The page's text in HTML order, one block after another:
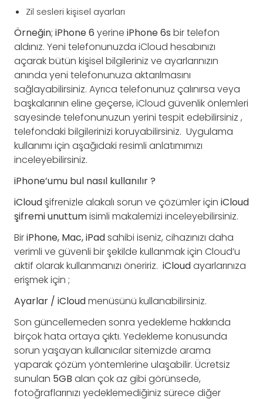
Zil sesleri kişisel ayarları
Örneğin; iPhone 6 yerine iPhone 6s bir telefon
aldınız. Yeni telefonunuzda iCloud hesabınızı
açarak bütün kişisel bilgileriniz ve ayarlarınızın
anında yeni telefonunuza aktarılmasını
sağlayabilirsiniz. Ayrıca telefonunuz çalınırsa veya
başkalarının eline geçerse, iCloud güvenlik önlemleri
sayesinde telefonunuzun yerini tespit edebilirsiniz ,
telefondaki bilgilerinizi koruyabilirsiniz. Uygulama
kullanımı için aşağıdaki resimli anlatımımızı
inceleyebilirsiniz.
iPhone’umu bul nasıl kullanılır ?
iCloudşifrenizle alakalı sorun ve çözümler için iCloud
şifremi unuttumisimli makalemizi inceleyebilirsiniz.
BiriPhone, Mac, iPadsahibi iseniz, cihazınızı daha
verimli ve güvenli bir şekilde kullanmak için Cloud’u
aktif olarak kullanmanızı öneririz. iCloudayarlarınıza
erişmek için ;
Ayarlar / iCloudmenüsünü kullanabilirsiniz.
Son güncellemeden sonra yedekleme hakkında
birçok hata ortaya çıktı. Yedekleme konusunda
sorun yaşayan kullanıcılar sitemizde arama
yaparak çözüm yöntemlerine ulaşabilir. Ücretsiz
sunulan 5GB alan çok az gibi görünsede,
fotoğraflarınızı yedeklemediğiniz sürece diğer